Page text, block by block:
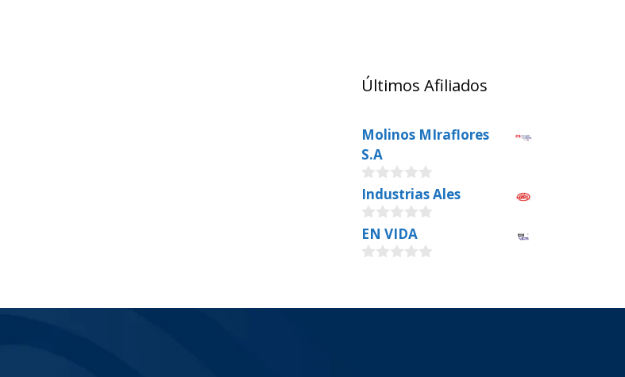
Últimos Afiliados
Molinos MIraflores
S.A
0
o
u
t
o
f
Industrias Ales
0
o
u
5
EN VIDA
t